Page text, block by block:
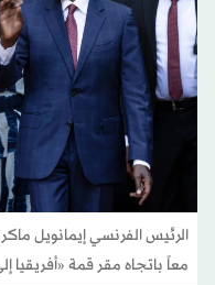
الرئيس الفرنسي إيمانويل
معاً باتجاه مقر قمة «أفريقيا